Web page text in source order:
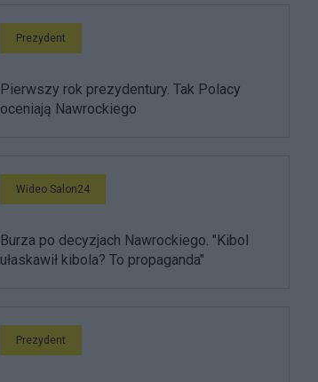
Prezydent
Pierwszy rok prezydentury. Tak Polacy
oceniają Nawrockiego
Wideo Salon24
Burza po decyzjach Nawrockiego. "Kibol
ułaskawił kibola? To propaganda"
Prezydent